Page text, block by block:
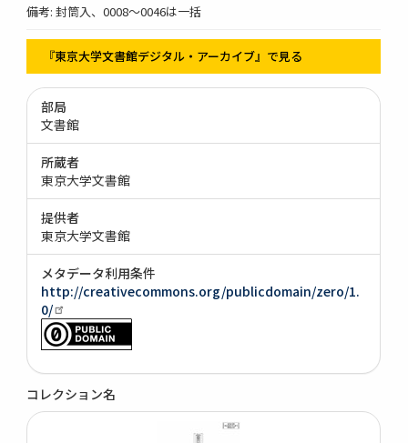
備考: 封筒入、0008～0046は一括
『東京大学文書館デジタル・アーカイブ』で見る
部局
文書館
所蔵者
東京大学文書館
提供者
東京大学文書館
メタデータ利用条件
http://creativecommons.org/publicdomain/zero/1.
0/
コレクション名